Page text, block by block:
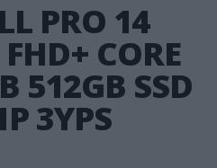
PRO 14
CORE
512GB SSD
3YPS